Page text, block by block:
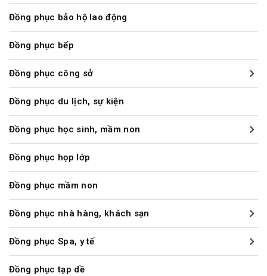
Đồng phục bảo hộ lao động
Đồng phục bếp
Đồng phục công sở
Đồng phục du lịch, sự kiện
Đồng phục học sinh, mầm non
Đồng phục họp lớp
Đồng phục mầm non
Đồng phục nhà hàng, khách sạn
Đồng phục Spa, y tế
Đồng phục tạp dề